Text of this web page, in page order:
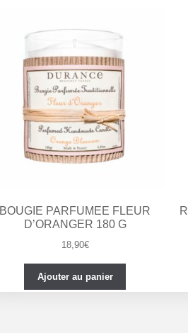
BOUGIE PARFUMEE FLEUR
D’ORANGER 180 G
18,90€
Ajouter au panier